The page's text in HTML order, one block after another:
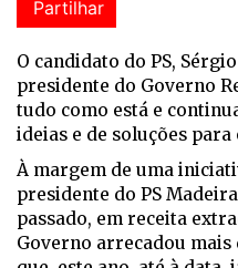
Partilhar
O candidato do PS,
presidente do Governo
tudo como está e
ideias e de soluções para
À margem de uma
presidente do PS
passado, em receita
Governo arrecadou mais